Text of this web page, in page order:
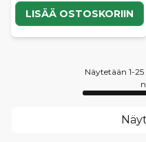
LISÄÄ OSTOSKORIIN
Näytetään 1-